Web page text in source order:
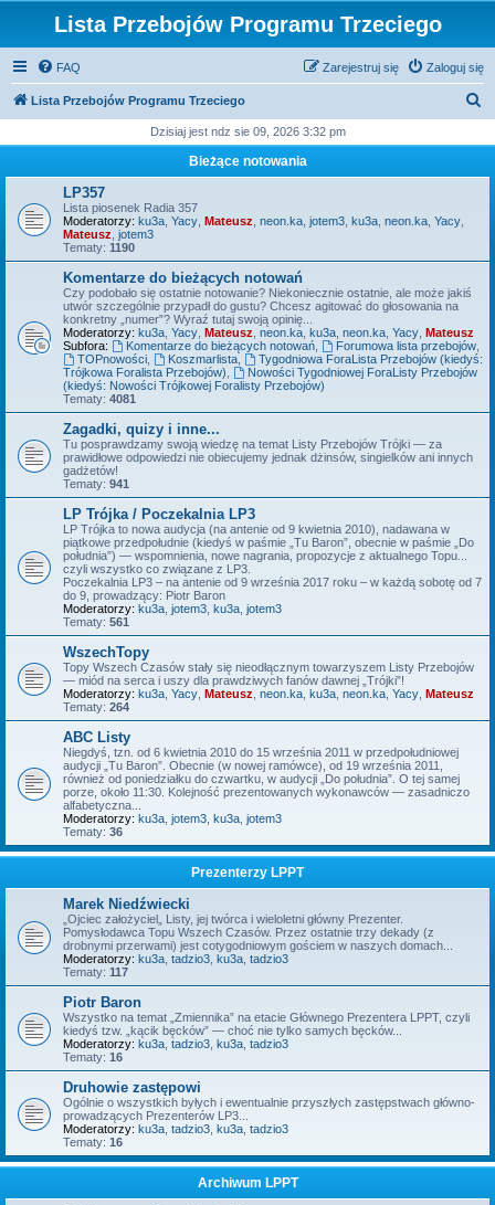
Lista Przebojów Programu Trzeciego
FAQ Zaloguj się
Zarejestruj się
Lista Przebojów Programu Trzeciego
k
Dzisiaj jest ndz sie 09, 2026 3:32 pm
Bieżące notowania
LP357
Lista piosenek Radia 357
Moderatorzy: ku3a Yacy Mateusz neon.ka jotem3 ku3a neon.ka Yacy
Mateusz jotem3
Tematy: 1190
Komentarze do bieżących notowań
Czy podobało się ostatnie notowanie? Niekoniecznie ostatnie, ale może jakiś
utwór szczególnie przypadł do gustu? Chcesz agitować do głosowania na
konkretny „numer”? Wyraź tutaj swoją opinię...
Moderatorzy: ku3a Yacy Mateusz neon.ka ku3a neon.ka Yacy Mateusz
Subfora:
Komentarze do bieżących notowań, Forumowa lista przebojów,
TOPnowości, Koszmarlista,
Tygodniowa ForaLista Przebojów (kiedyś:
Trójkowa Foralista Przebojów)
Nowości Tygodniowej ForaListy Przebojów
(kiedyś: Nowości Trójkowej Foralisty Przebojów)
Tematy: 4081
Zagadki, quizy i inne...
Tu posprawdzamy swoją wiedzę na temat Listy Przebojów Trójki — za
prawidłowe odpowiedzi nie obiecujemy jednak dżinsów, singielków ani innych
gadżetów!
Tematy: 941
LP Trójka / Poczekalnia LP3
LP Trójka to nowa audycja (na antenie od 9 kwietnia 2010), nadawana w
piątkowe przedpołudnie (kiedyś w paśmie „Tu Baron”, obecnie w paśmie „Do
południa”) — wspomnienia, nowe nagrania, propozycje z aktualnego Topu...
czyli wszystko co związane z LP3.
Poczekalnia LP3 – na antenie od 9 września 2017 roku – w każdą sobotę od 7
do 9, prowadzący: Piotr Baron
Moderatorzy: ku3a jotem3 ku3a jotem3
Tematy: 561
WszechTopy
Topy Wszech Czasów stały się nieodłącznym towarzyszem Listy Przebojów
— miód na serca i uszy dla prawdziwych fanów dawnej „Trójki”!
Moderatorzy: ku3a Yacy Mateusz neon.ka ku3a neon.ka Yacy Mateusz
Tematy: 264
ABC Listy
Niegdyś, tzn. od 6 kwietnia 2010 do 15 września 2011 w przedpołudniowej
audycji „Tu Baron”. Obecnie (w nowej ramówce), od 19 września 2011,
również od poniedziałku do czwartku, w audycji „Do południa”. O tej samej
porze, około 11:30. Kolejność prezentowanych wykonawców — zasadniczo
alfabetyczna...
Moderatorzy: ku3a jotem3 ku3a jotem3
Tematy: 36
Prezenterzy LPPT
Marek Niedźwiecki
„Ojciec założyciel„ Listy, jej twórca i wieloletni główny Prezenter.
Pomysłodawca Topu Wszech Czasów. Przez ostatnie trzy dekady (z
drobnymi przerwami) jest cotygodniowym gościem w naszych domach...
Moderatorzy: ku3a tadzio3 ku3a tadzio3
Tematy: 117
Piotr Baron
Wszystko na temat „Zmiennika” na etacie Głównego Prezentera LPPT, czyli
kiedyś tzw. „kącik bęcków” — choć nie tylko samych bęcków...
Moderatorzy: ku3a tadzio3 ku3a tadzio3
Tematy: 16
Druhowie zastępowi
Ogólnie o wszystkich byłych i ewentualnie przyszłych zastępstwach główno-
prowadzących Prezenterów LP3...
Moderatorzy: ku3a tadzio3 ku3a tadzio3
Tematy: 16
Archiwum LPPT